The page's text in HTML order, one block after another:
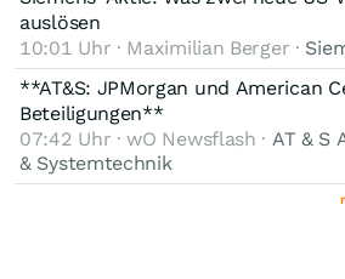
auslösen
10:01 Uhr · Maximilian Berger ·
**AT&S: JPMorgan und American
Beteiligungen**
07:42 Uhr · wO Newsflash · AT & S
& Systemtechnik